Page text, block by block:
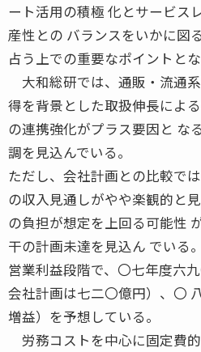
ート活用の積極 化とサービス
産性との バランスをいかに図
占う上での重要なポイントとな
大和総研では、通販・流通
得を背景とした取扱伸長によ
の連携強化がプラス要因と な
調を見込んでいる。
ただし、会社計画との比較で
の収入見通しがやや楽観的と
の負担が想定を上回る可能性
干の計画未達を見込ん でいる。
営業利益段階で、〇七年度六
会社計画は七二〇億円）、〇
増益）を予想している。
労務コストを中心に固定費